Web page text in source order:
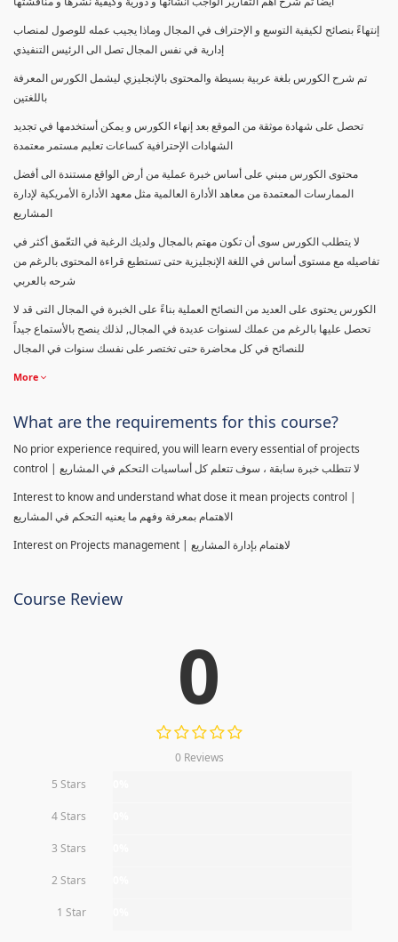
إنتهاءً بنصائح لكيفية التوسع و الإحتراف في المجال وماذا يجيب عمله للوصول لمنصاب
إدارية في نفس المجال تصل الى الرئيس التنفيذي
تم شرح الكورس بلغة عربية بسيطة والمحتوى بالإنجليزي ليشمل الكورس المعرفة
باللغتين
تحصل على شهادة موثقة من الموقع بعد إنهاء الكورس و يمكن أستخدمها في تجديد
الشهادات الإحترافية كساعات تعليم مستمر معتمدة
محتوى الكورس مبني على أساس خبرة عملية من أرض الواقع مستندة الى أفضل
الممارسات المعتمدة من معاهد الأدارة العالمية مثل معهد الأدارة الأمريكية لإدارة
المشاريع
لا يتطلب الكورس سوى أن تكون مهتم بالمجال ولديك الرغبة في التعّمق أكثر في
تفاصيله مع مستوى أساس في اللغة الإنجليزية حتى تستطيع قراءة المحتوى بالرغم من
شرحه بالعربي
الكورس يحتوى على العديد من النصائح العملية بناءً على الخبرة في المجال التى قد لا
تحصل عليها بالرغم من عملك لسنوات عديدة في المجال, لذلك ينصح بالأستماع جيداً
للنصائح في كل محاضرة حتى تختصر على نفسك سنوات في المجال
More
What are the requirements for this course?
No prior experience required, you will learn every essential of projects
control | لا تتطلب خبرة سابقة ، سوف تتعلم كل أساسيات التحكم في المشاريع
Interest to know and understand what dose it mean projects control |
الاهتمام بمعرفة وفهم ما يعنيه التحكم في المشاريع
Interest on Projects management | لاهتمام بإدارة المشاريع
Course Review
0
0 Reviews
5 Stars
4 Stars
3 Stars
2 Stars
1 Star